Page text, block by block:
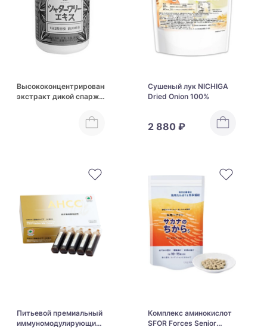
Высококонцентрированный
экстракт дикой спаржи
Сушеный лук NICHIGA
Dried Onion 100%
2 880 ₽
Питьевой премиальный
иммуномодулирующий
Комплекс аминокислот
SFOR Forces Senior